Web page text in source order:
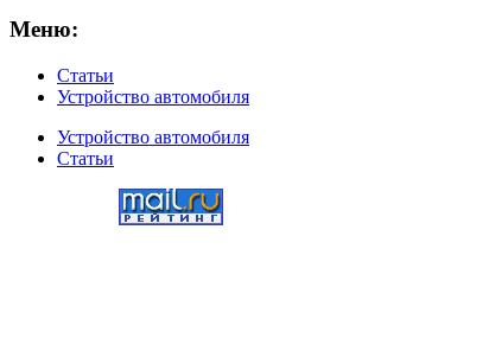
Меню:
Статьи
Устройство автомобиля
Устройство автомобиля
Статьи